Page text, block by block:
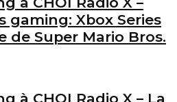
gaming: Xbox Series
de Super Mario Bros.
à CHOI Radio X – La